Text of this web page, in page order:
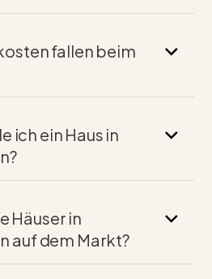
fallen beim
ich ein Haus in
Häuser in
auf dem Markt?